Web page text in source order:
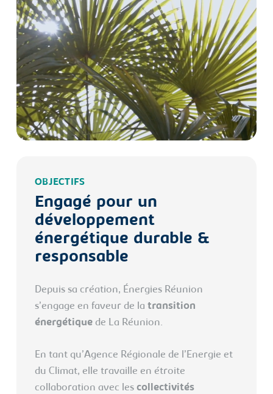
OBJECTIFS
Engagé pour un
développement
énergétique durable &
responsable
Depuis sa création, Énergies Réunion
s’engage en faveur de la transition
énergétiquede La Réunion.
En tant qu’Agence Régionale de l’Energie et
du Climat, elle travaille en étroite
collaboration avec les collectivités